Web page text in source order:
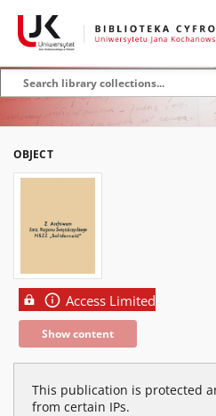
OBJECT
Access Limited
Show content
This publication is protected
from certain IPs.